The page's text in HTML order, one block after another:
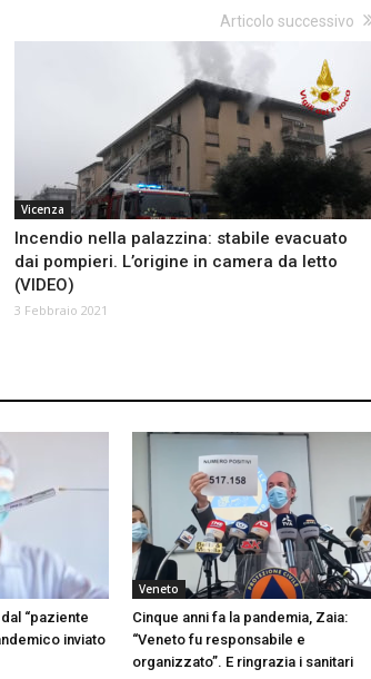
Articolo successivo
Vicenza
Incendio nella palazzina: stabile evacuato
dai pompieri. L’origine in camera da letto
(VIDEO)
3 Febbraio 2021
“paziente
inviato
Veneto
Cinque anni fa la pandemia, Zaia:
“Veneto fu responsabile e
organizzato”. E ringrazia i sanitari